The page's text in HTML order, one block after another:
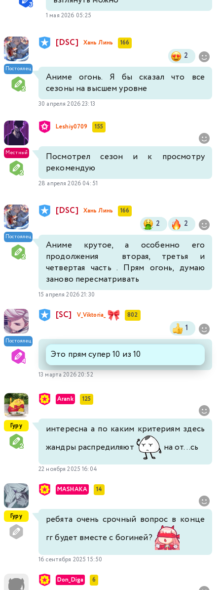
1 мая 2026 05:25
Постоялец
[DSC] Хань Линь 166
2
Аниме огонь. Я бы сказал что все
сезоны на высшем уровне
30 апреля 2026 23:13
Местный
Leshiy0709 155
Посмотрел сезон и к просмотру
рекомендую
28 апреля 2026 04:51
Постоялец
[DSC] Хань Линь 166
2 2
Аниме крутое, а особенно его
продолжения вторая, третья и
четвертая часть . Прям огонь, думаю
заново пересматривать
15 апреля 2026 21:30
Постоялец
[SC] V_Viktoria_ 802
1
Это прям супер 10 из 10
13 марта 2026 20:52
Гуру
Arank 125
интересна а по каким критериям здесь
жандры распредиляют
на от...сь
22 ноября 2025 16:04
Гуру
MASHAKA 14
ребята очень срочный вопрос в конце
гг будет вместе с богиней?
16 сентября 2025 15:50
Don_Diga 6